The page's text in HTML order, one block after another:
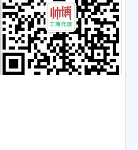
王占勇：以科学发展观统领新街项目的开发和
民生街访住新房增菜市开门就能办齐七件事-社
6号线大剧院至上新街延时至6:30~22:30--时政--
南岸周边办公司
【58同城】南岸周边租车网_南岸周边租车公
重庆市南岸区人民办公室关于印发南岸区深化
济南太湖国际社区珀丽南岸周边配套,太湖国际
【重庆南岸周边IT外包|IT服务外包公司|IT外包
【58同城】南岸路办公室设计_办公室装修公
海棠溪街道开展幼儿园食品安全检查工作-重